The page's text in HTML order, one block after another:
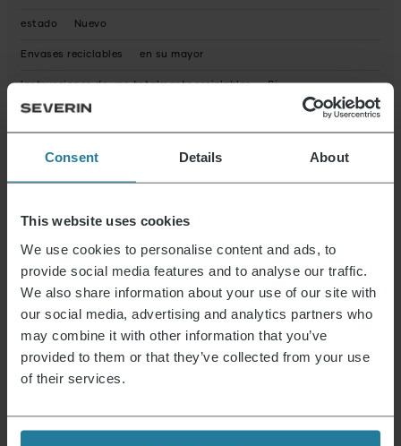
Consent Details About
This website uses cookies
We use cookies to personalise content and ads, to
provide social media features and to analyse our traffic.
We also share information about your use of our site with
our social media, advertising and analytics partners who
may combine it with other information that you’ve
provided to them or that they’ve collected from your use
of their services.
estado Nuevo
Envases reciclables en su mayor
Instrucciones de uso totalmente reciclables Sí
El dispositivo contiene material reciclado
Reparaturservice disponible
Anleitung 2464_Manual.pdf
Datenblatt 10002464000_es.pdf
Garantieerklärung 3566_ES_Warranty_11L.pdf
Noticias y ofertas